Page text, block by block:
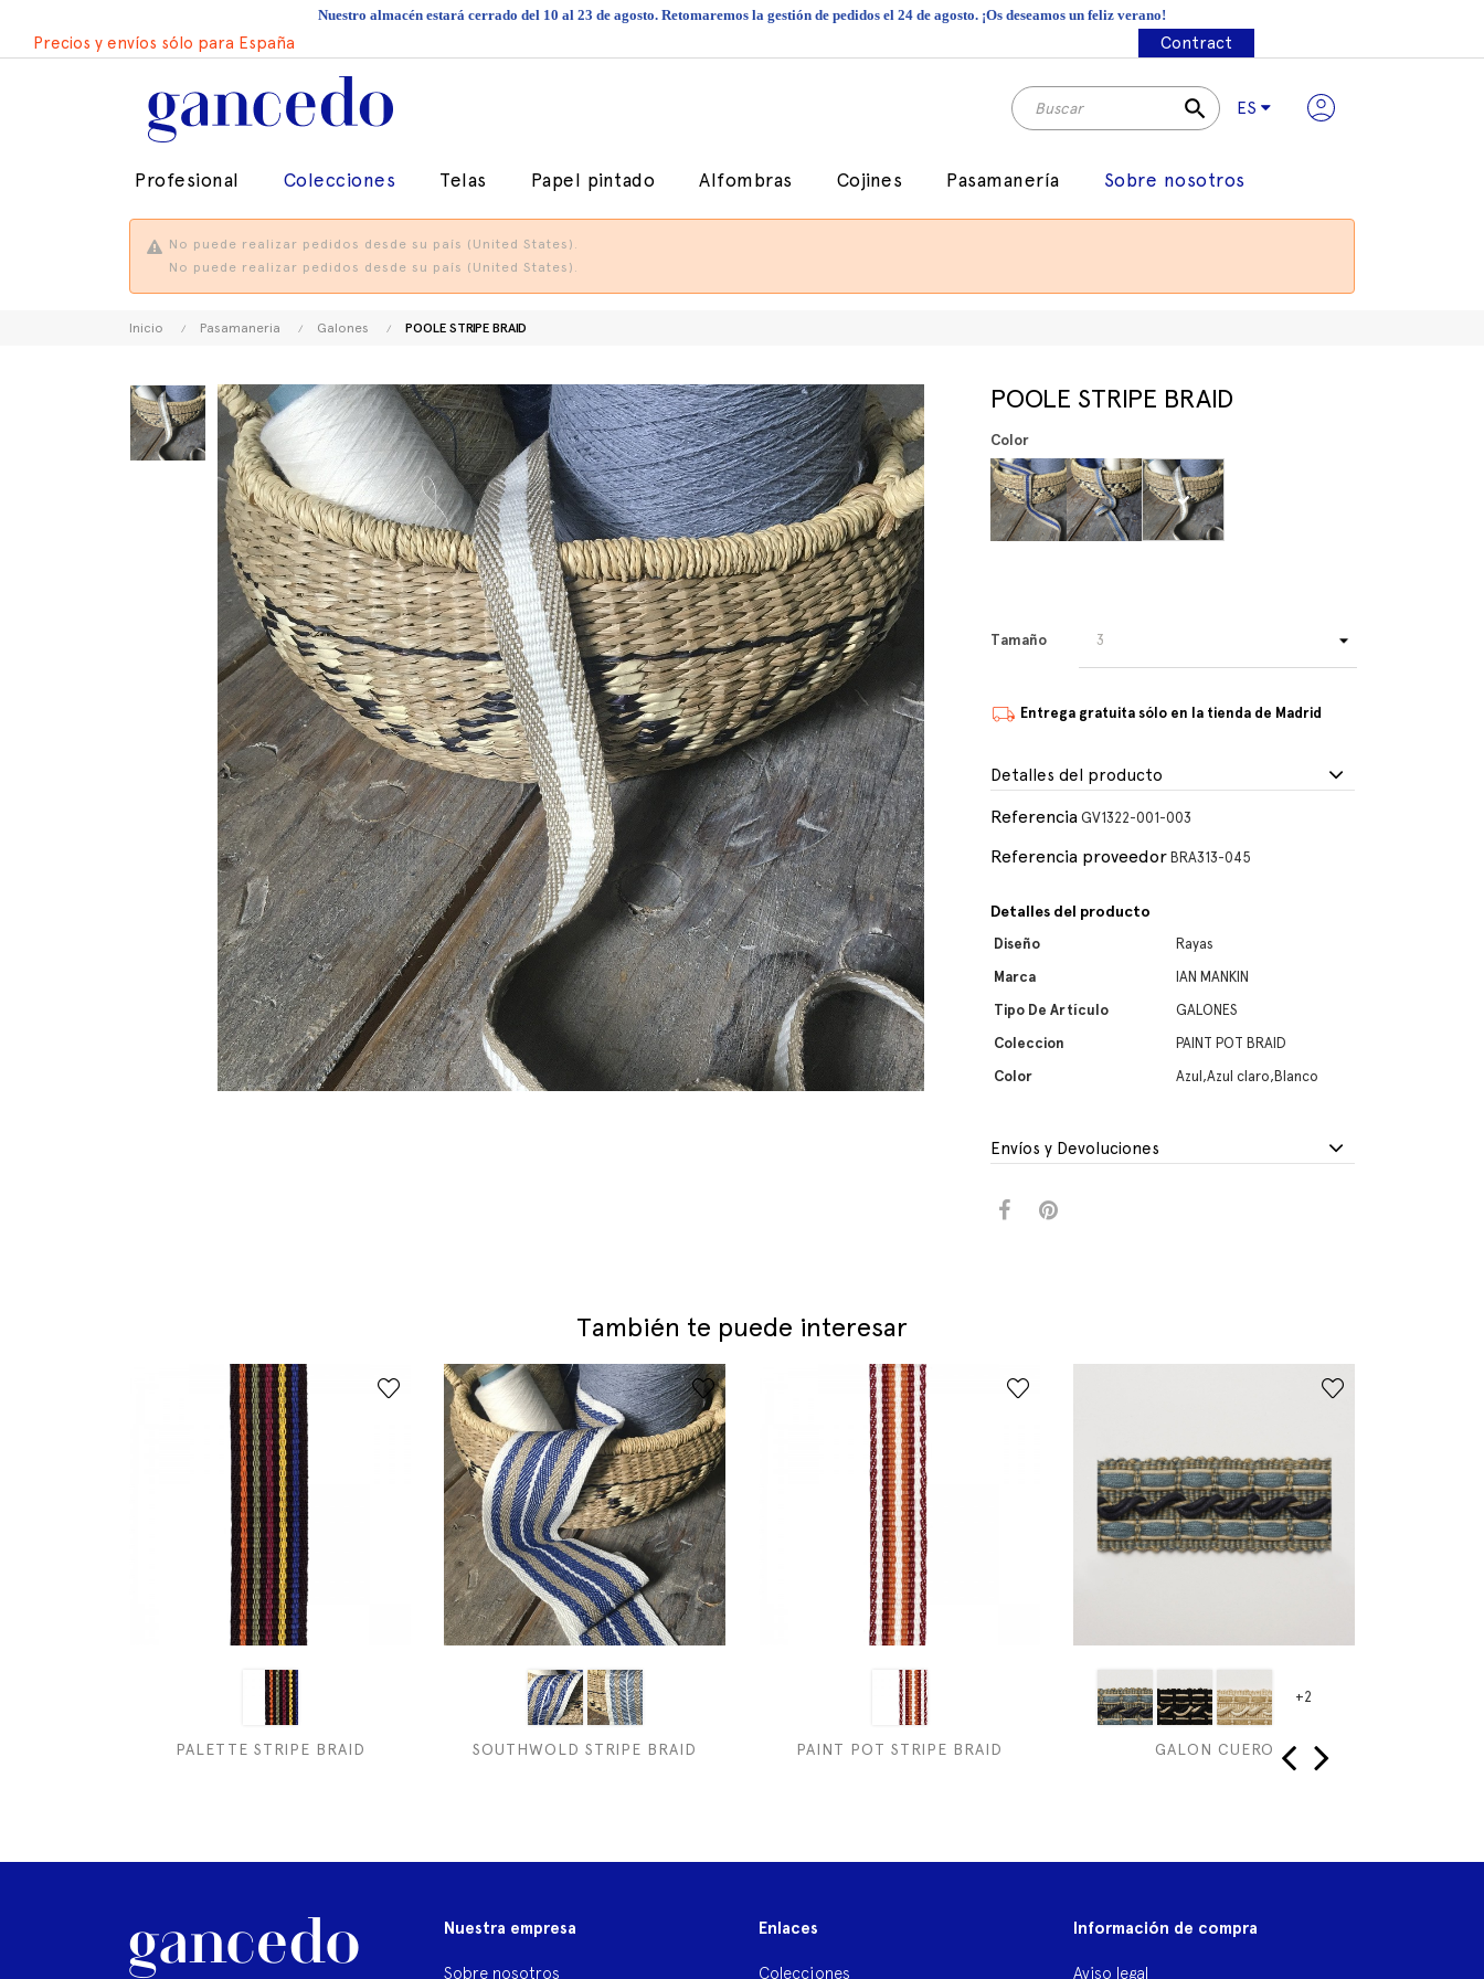
Nuestro almacén estará cerrado del 10 al 23 de agosto. Retomaremos la gestión de pedidos el 24 de agosto. ¡Os deseamos un feliz verano!
Precios y envíos sólo para España Contract
search ES
Profesional Colecciones Telas Papel pintado Alfombras Cojines Pasamanería Sobre nosotros
No puede realizar pedidos desde su país (United States).
No puede realizar pedidos desde su país (United States).
Inicio Pasamaneria Galones POOLE STRIPE BRAID
POOLE STRIPE BRAID
Color
Tamaño
Entrega gratuita sólo en la tienda de Madrid
Detalles del producto
Referencia GV1322-001-003
Referencia proveedor BRA313-045
Detalles del producto
Diseño
Rayas
Marca
IAN MANKIN
Tipo De Artículo
GALONES
Coleccion
PAINT POT BRAID
Color
Azul,Azul claro,Blanco
Envíos y Devoluciones
También te puede interesar
PALETTE STRIPE BRAID SOUTHWOLD STRIPE BRAID PAINT POT STRIPE BRAID
+2
GALON CUERO
Nuestra empresa
Sobre nosotros
Enlaces
Colecciones
Información de compra
Aviso legal